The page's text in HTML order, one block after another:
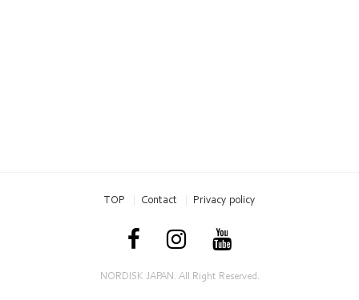
TOP Contact Privacy policy
NORDISK JAPAN. All Right Reserved.